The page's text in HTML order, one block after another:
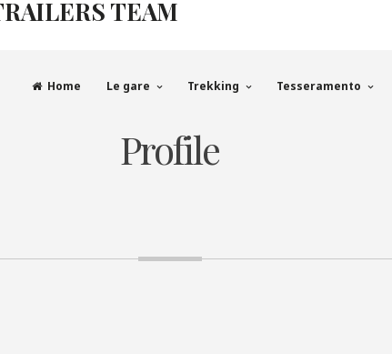
TEAM
Home Le gare Trekking Tesseramento
Profile